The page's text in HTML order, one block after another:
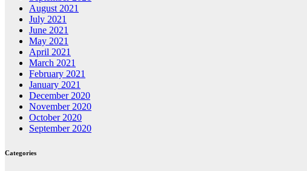
August 2021
July 2021
June 2021
May 2021
April 2021
March 2021
February 2021
January 2021
December 2020
November 2020
October 2020
September 2020
Categories